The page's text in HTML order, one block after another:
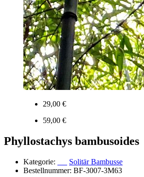
29,00 €
59,00 €
Phyllostachys bambusoides
Kategorie:
Solitär Bambusse
Bestellnummer: BF-3007-3M63